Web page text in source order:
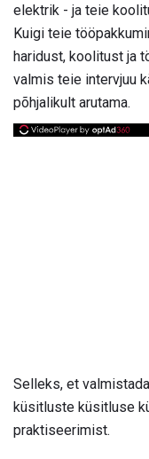
elektrik - ja teie
Kuigi teie
haridust, koolitust ja
valmis teie intervjuu
põhjalikult arutama.
Selleks, et
küsitluste küsitluse
praktiseerimist.